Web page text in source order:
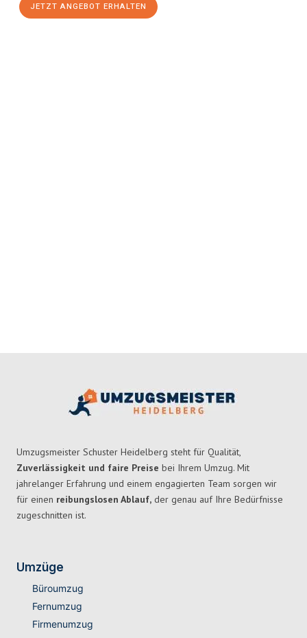
JETZT ANGEBOT ERHALTEN
Umzugsmeister Schuster Heidelberg steht für Qualität,
Zuverlässigkeit und faire Preise bei Ihrem Umzug. Mit
jahrelanger Erfahrung und einem engagierten Team sorgen wir
für einen reibungslosen Ablauf, der genau auf Ihre Bedürfnisse
zugeschnitten ist.
Umzüge
Büroumzug
Fernumzug
Firmenumzug